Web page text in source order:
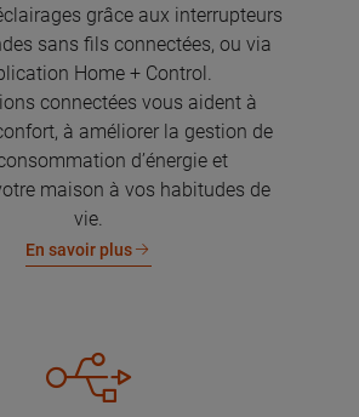
grâce aux interrupteurs
sans fils connectées, ou via
Home + Control.
connectées vous aident à
à améliorer la gestion de
d’énergie et
maison à vos habitudes de
vie.
En savoir plus